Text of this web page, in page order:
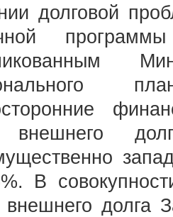
долговой
внешнего
В
внешнего долга